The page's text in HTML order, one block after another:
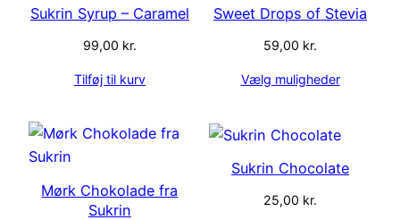
Sukrin Syrup – Caramel
99,00 kr.
Tilføj til kurv
Sweet Drops of Stevia
59,00 kr.
Vælg muligheder
Mørk Chokolade fra
Sukrin
Sukrin Chocolate
25,00 kr.